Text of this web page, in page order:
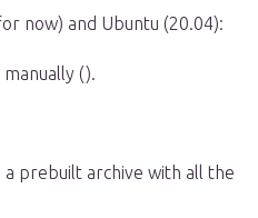
now) and Ubuntu (20.04):
().
prebuilt archive with all the